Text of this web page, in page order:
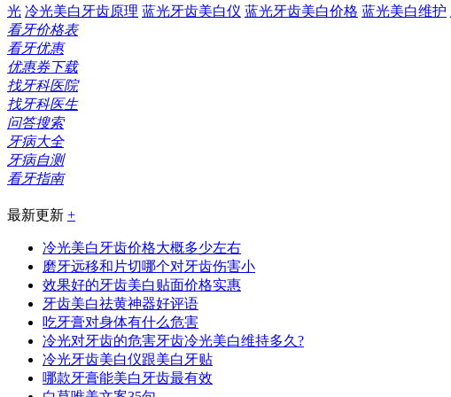
光 冷光美白牙齿原理 蓝光牙齿美白仪 蓝光牙齿美白价格 蓝光美白维护
看牙价格表
看牙优惠
优惠券下载
找牙科医院
找牙科医生
问答搜索
牙病大全
牙病自测
看牙指南
最新更新 +
冷光美白牙齿价格大概多少左右
磨牙远移和片切哪个对牙齿伤害小
效果好的牙齿美白贴面价格实惠
牙齿美白祛黄神器好评语
吃牙膏对身体有什么危害
冷光对牙齿的危害牙齿冷光美白维持多久?
冷光牙齿美白仪跟美白牙贴
哪款牙膏能美白牙齿最有效